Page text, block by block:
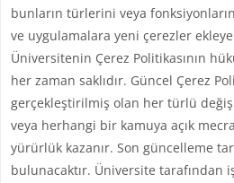
bunların türlerini veya
ve uygulamalara yeni çerezler
Üniversitenin Çerez Politikasının
her zaman saklıdır. Güncel Çerez
gerçekleştirilmiş olan her türlü
veya herhangi bir kamuya açık
yürürlük kazanır. Son güncelleme
bulunacaktır. Üniversite tarafından